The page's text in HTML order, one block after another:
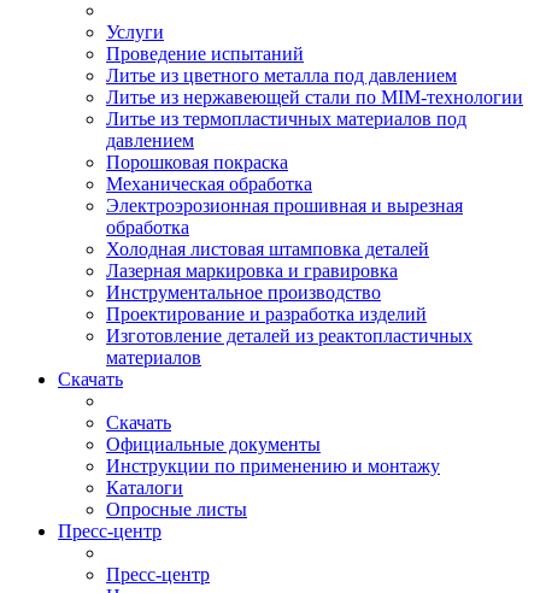
Услуги
Проведение испытаний
Литье из цветного металла под давлением
Литье из нержавеющей стали по MIM-технологии
Литье из термопластичных материалов под
давлением
Порошковая покраска
Механическая обработка
Электроэрозионная прошивная и вырезная
обработка
Холодная листовая штамповка деталей
Лазерная маркировка и гравировка
Инструментальное производство
Проектирование и разработка изделий
Изготовление деталей из реактопластичных
материалов
Скачать
Скачать
Официальные документы
Инструкции по применению и монтажу
Каталоги
Опросные листы
Пресс-центр
Пресс-центр